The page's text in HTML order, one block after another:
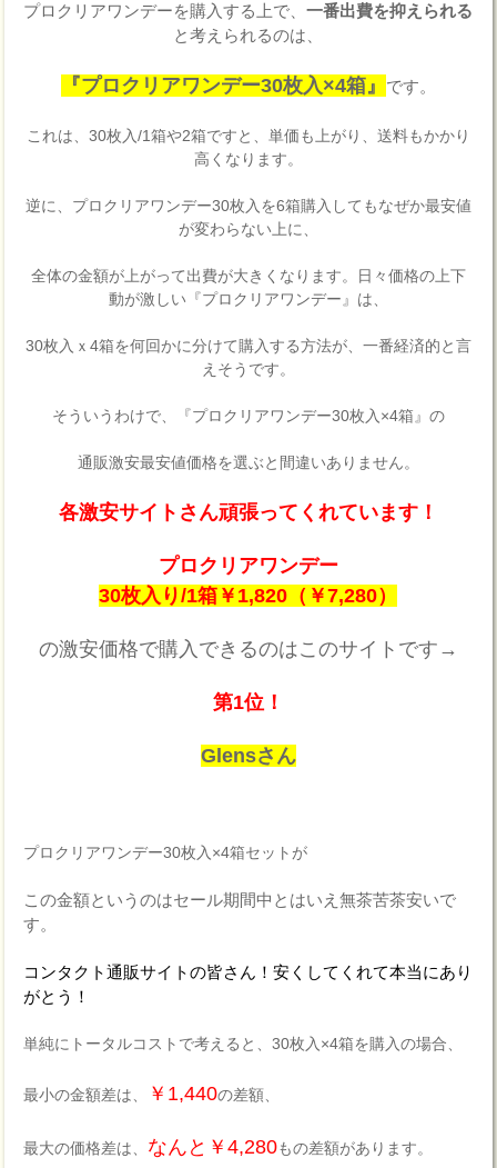
プロクリアワンデーを購入する上で、一番出費を抑えられる
と考えられるのは、
『プロクリアワンデー30枚入×4箱』 です。
これは、30枚入/1箱や2箱ですと、単価も上がり、送料もかかり
高くなります。
逆に、プロクリアワンデー30枚入を6箱購入してもなぜか最安値
が変わらない上に、
全体の金額が上がって出費が大きくなります。日々価格の上下
動が激しい『プロクリアワンデー』は、
30枚入ｘ4箱を何回かに分けて購入する方法が、一番経済的と言
えそうです。
そういうわけで、『プロクリアワンデー30枚入×4箱』の
通販激安最安値価格を選ぶと間違いありません。
各激安サイトさん頑張ってくれています！
プロクリアワンデー
30枚入り/1箱￥1,820（￥7,280）
の激安価格で購入できるのはこのサイトです→
第1位！
Glensさん
プロクリアワンデー30枚入×4箱セットが
この金額というのはセール期間中とはいえ無茶苦茶安いで
す。
コンタクト通販サイトの皆さん！安くしてくれて本当にあり
がとう！
単純にトータルコストで考えると、30枚入×4箱を購入の場合、
最小の金額差は、 ￥1,440の差額、
最大の価格差は、 なんと￥4,280もの差額があります。